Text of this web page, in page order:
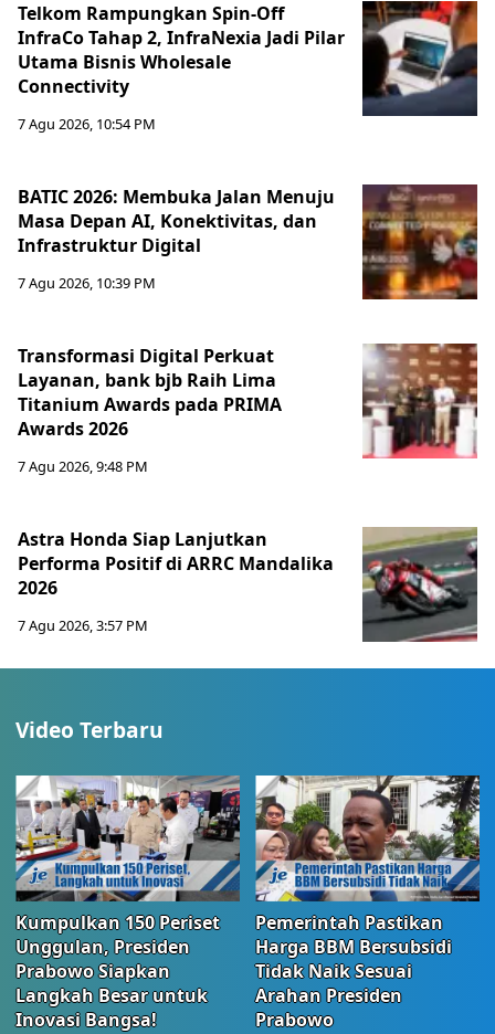
Telkom Rampungkan Spin-Off
InfraCo Tahap 2, InfraNexia Jadi Pilar
Utama Bisnis Wholesale
Connectivity
7 Agu 2026, 10:54 PM
BATIC 2026: Membuka Jalan Menuju
Masa Depan AI, Konektivitas, dan
Infrastruktur Digital
7 Agu 2026, 10:39 PM
Transformasi Digital Perkuat
Layanan, bank bjb Raih Lima
Titanium Awards pada PRIMA
Awards 2026
7 Agu 2026, 9:48 PM
Astra Honda Siap Lanjutkan
Performa Positif di ARRC Mandalika
2026
7 Agu 2026, 3:57 PM
Video Terbaru
Kumpulkan 150 Periset
Unggulan, Presiden
Prabowo Siapkan
Langkah Besar untuk
Inovasi Bangsa!
Pemerintah Pastikan
Harga BBM Bersubsidi
Tidak Naik Sesuai
Arahan Presiden
Prabowo